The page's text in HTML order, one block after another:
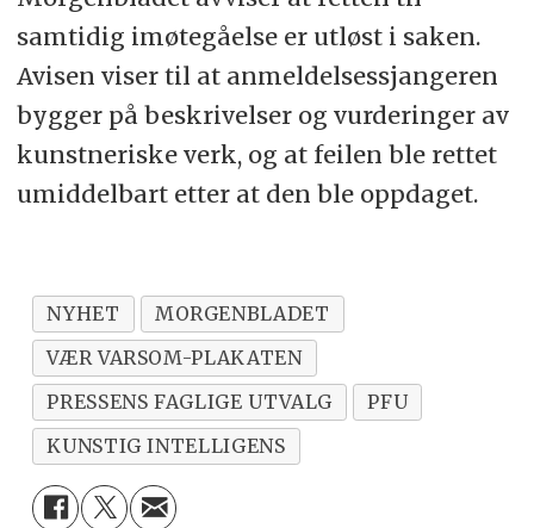
samtidig imøtegåelse er utløst i saken.
Avisen viser til at anmeldelsessjangeren
bygger på beskrivelser og vurderinger av
kunstneriske verk, og at feilen ble rettet
umiddelbart etter at den ble oppdaget.
NYHET
MORGENBLADET
VÆR VARSOM-PLAKATEN
PRESSENS FAGLIGE UTVALG
PFU
KUNSTIG INTELLIGENS